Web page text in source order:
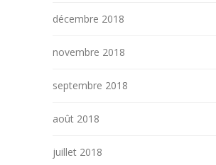
décembre 2018
novembre 2018
septembre 2018
août 2018
juillet 2018